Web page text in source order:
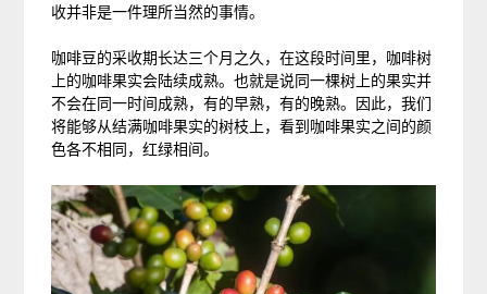
收并非是一件理所当然的事情。
咖啡豆的采收期长达三个月之久，在这段时间里，咖啡树
上的咖啡果实会陆续成熟。也就是说同一棵树上的果实并
不会在同一时间成熟，有的早熟，有的晚熟。因此，我们
将能够从结满咖啡果实的树枝上，看到咖啡果实之间的颜
色各不相同，红绿相间。